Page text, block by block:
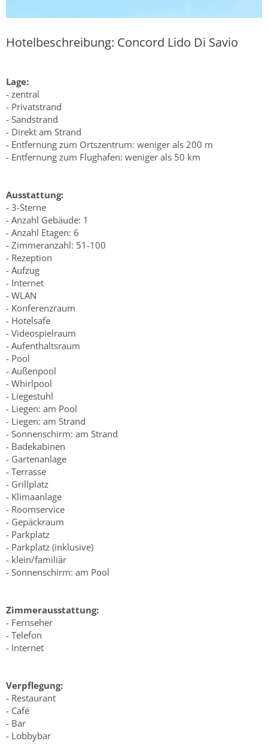
Hotelbeschreibung: Concord Lido Di Savio
Lage:
- zentral
- Privatstrand
- Sandstrand
- Direkt am Strand
- Entfernung zum Ortszentrum: weniger als 200 m
- Entfernung zum Flughafen: weniger als 50 km
Ausstattung:
- 3-Sterne
- Anzahl Gebäude: 1
- Anzahl Etagen: 6
- Zimmeranzahl: 51-100
- Rezeption
- Aufzug
- Internet
- WLAN
- Konferenzraum
- Hotelsafe
- Videospielraum
- Aufenthaltsraum
- Pool
- Außenpool
- Whirlpool
- Liegestuhl
- Liegen: am Pool
- Liegen: am Strand
- Sonnenschirm: am Strand
- Badekabinen
- Gartenanlage
- Terrasse
- Grillplatz
- Klimaanlage
- Roomservice
- Gepäckraum
- Parkplatz
- Parkplatz (inklusive)
- klein/familiär
- Sonnenschirm: am Pool
Zimmerausstattung:
- Fernseher
- Telefon
- Internet
Verpflegung:
- Restaurant
- Café
- Bar
- Lobbybar